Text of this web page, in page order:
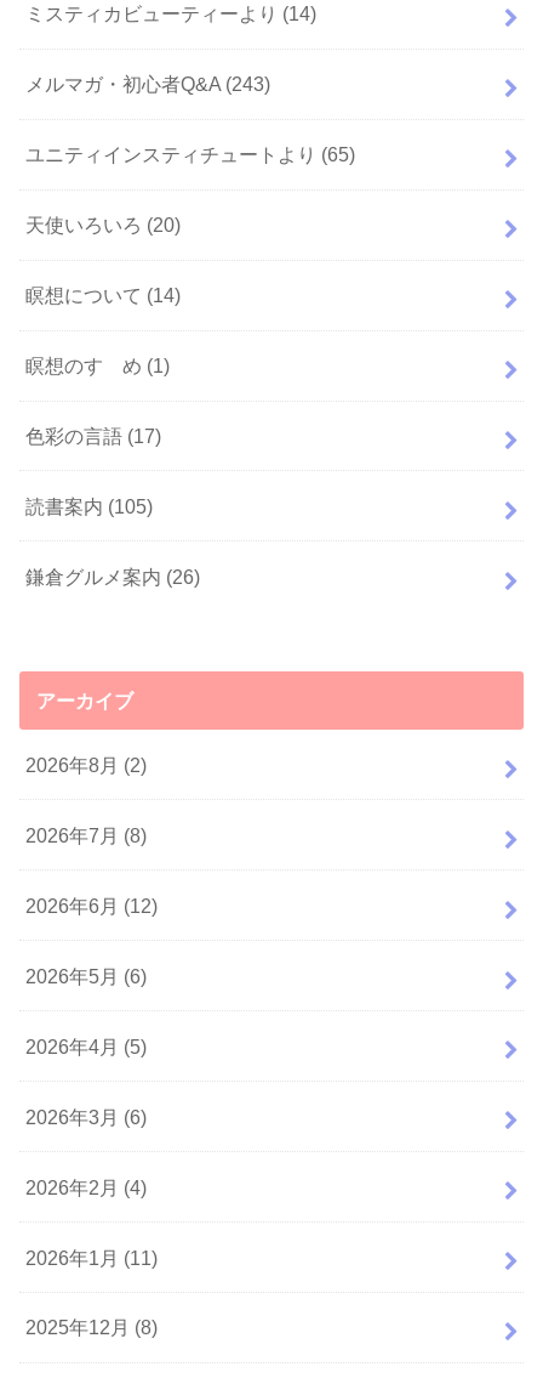
ミスティカビューティーより (14)
メルマガ・初心者Q&A (243)
ユニティインスティチュートより (65)
天使いろいろ (20)
瞑想について (14)
瞑想のすゝめ (1)
色彩の言語 (17)
読書案内 (105)
鎌倉グルメ案内 (26)
アーカイブ
2026年8月 (2)
2026年7月 (8)
2026年6月 (12)
2026年5月 (6)
2026年4月 (5)
2026年3月 (6)
2026年2月 (4)
2026年1月 (11)
2025年12月 (8)